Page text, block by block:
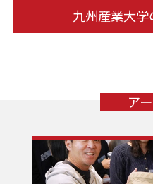
九州産業大学
ア